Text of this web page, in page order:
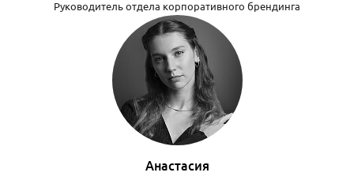
Руководитель отдела корпоративного брендинга
Анастасия